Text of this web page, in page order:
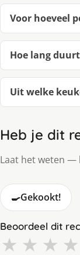
Voor hoeveel
Hoe lang
Uit welke
Heb je dit
Laat het weten —
🍳Gekookt!
Beoordeel dit
★ ★ ★ ★